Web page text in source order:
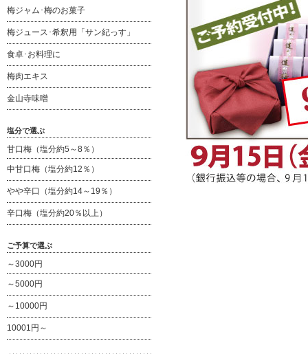
梅ジャム･梅のお菓子
梅ジュース･希釈用「サン紀っす」
食卓･お料理に
梅肉エキス
金山寺味噌
塩分で選ぶ
甘口梅（塩分約5～8％）
中甘口梅（塩分約12％）
やや辛口（塩分約14～19％）
辛口梅（塩分約20％以上）
ご予算で選ぶ
～3000円
～5000円
～10000円
10001円～